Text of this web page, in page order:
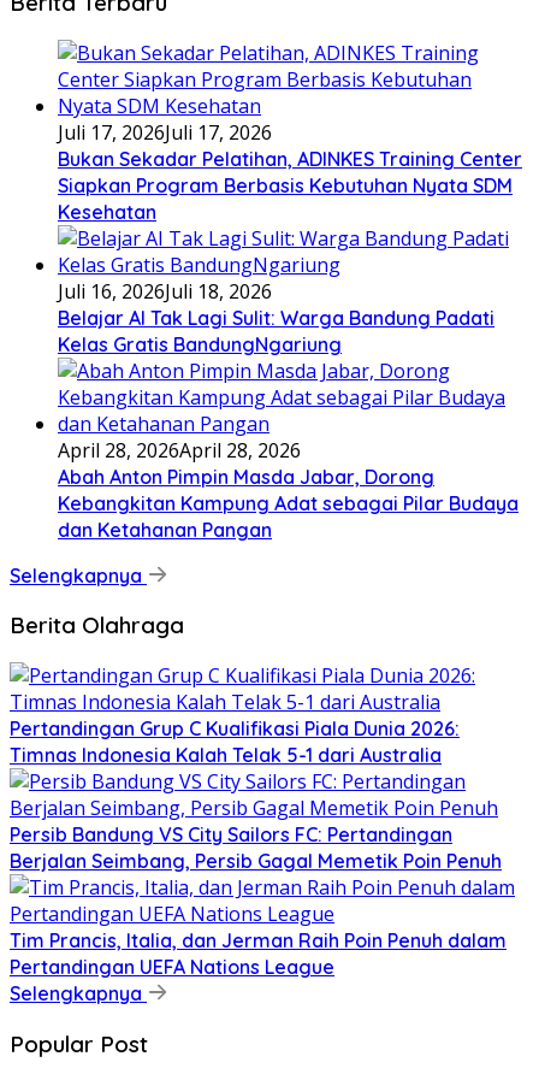
Juli 17, 2026Juli 17, 2026
Bukan Sekadar Pelatihan, ADINKES Training Center
Siapkan Program Berbasis Kebutuhan Nyata SDM
Kesehatan
Juli 16, 2026Juli 18, 2026
Belajar AI Tak Lagi Sulit: Warga Bandung Padati
Kelas Gratis BandungNgariung
April 28, 2026April 28, 2026
Abah Anton Pimpin Masda Jabar, Dorong
Kebangkitan Kampung Adat sebagai Pilar Budaya
dan Ketahanan Pangan
Selengkapnya
Berita Olahraga
Pertandingan Grup C Kualifikasi Piala Dunia 2026:
Timnas Indonesia Kalah Telak 5-1 dari Australia
Persib Bandung VS City Sailors FC: Pertandingan
Berjalan Seimbang, Persib Gagal Memetik Poin Penuh
Tim Prancis, Italia, dan Jerman Raih Poin Penuh dalam
Pertandingan UEFA Nations League
Selengkapnya
Popular Post